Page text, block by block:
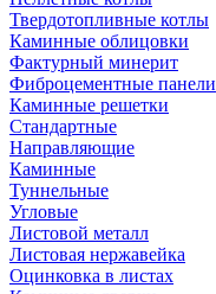
Твердотопливные котлы
Каминные облицовки
Фактурный минерит
Фиброцементные панели
Каминные решетки
Стандартные
Направляющие
Каминные
Туннельные
Угловые
Листовой металл
Листовая нержавейка
Оцинковка в листах